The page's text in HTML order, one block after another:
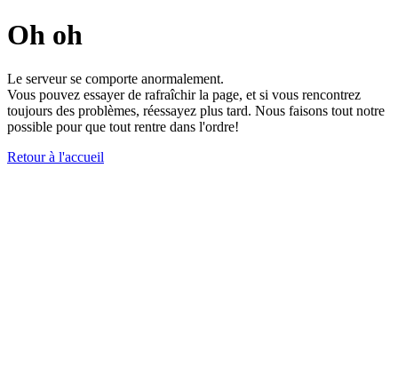
Oh oh
Le serveur se comporte anormalement.
Vous pouvez essayer de rafraîchir la page, et si vous rencontrez
toujours des problèmes, réessayez plus tard. Nous faisons tout notre
possible pour que tout rentre dans l'ordre!
Retour à l'accueil